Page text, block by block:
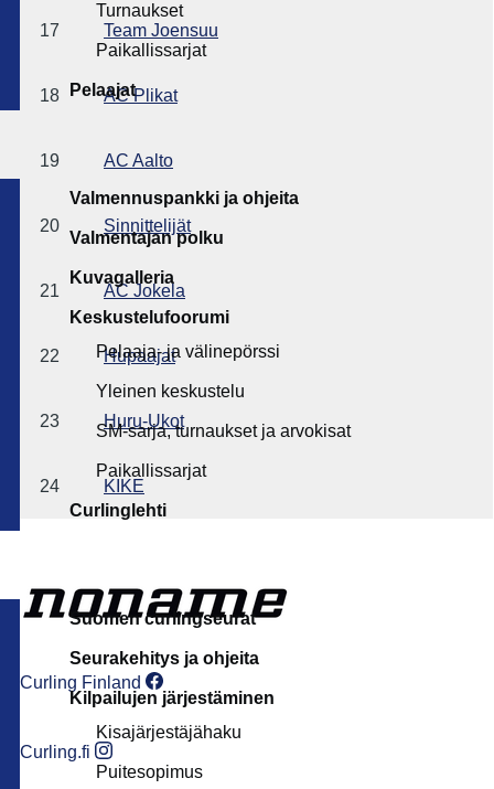
Turnaukset
Paikallissarjat
Pelaajat
Valmennuspankki ja ohjeita
Valmentajan polku
Kuvagalleria
Keskustelufoorumi
Pelaaja- ja välinepörssi
Yleinen keskustelu
SM-sarja, turnaukset ja arvokisat
Paikallissarjat
Curlinglehti
Suomen curlingseurat
Seurakehitys ja ohjeita
Kilpailujen järjestäminen
Kisajärjestäjähaku
Puitesopimus
17 Team Joensuu
18 AC Plikat
19 AC Aalto
20 Sinnittelijät
21 AC Jokela
22 Hupaajat
23 Huru-Ukot
24 KIKE
Curling Finland
Curling.fi